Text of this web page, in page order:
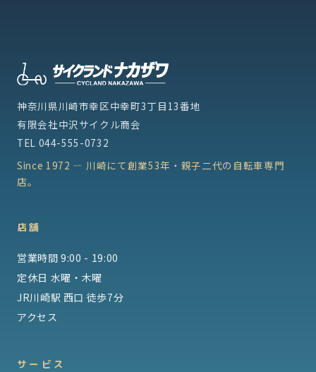
神奈川県川崎市幸区中幸町3丁目13番地
有限会社中沢サイクル商会
TEL 044-555-0732
Since 1972 — 川崎にて創業53年・親子二代の自転車専門
店。
店舗
営業時間 9:00 - 19:00
定休日 水曜・木曜
JR川崎駅 西口 徒歩7分
アクセス
サービス